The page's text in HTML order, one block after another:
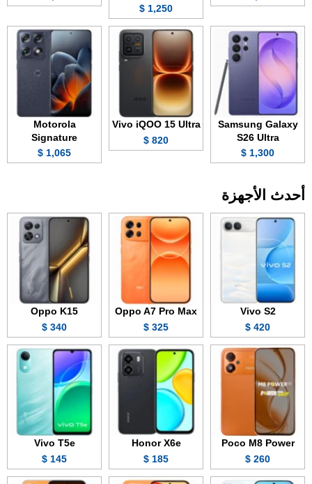
1,250 $
Samsung Galaxy
S26 Ultra
1,300 $
Vivo iQOO 15 Ultra
820 $
Motorola
Signature
1,065 $
أحدث الأجهزة
Vivo S2
420 $
Oppo A7 Pro Max
325 $
Oppo K15
340 $
Poco M8 Power
260 $
Honor X6e
185 $
Vivo T5e
145 $